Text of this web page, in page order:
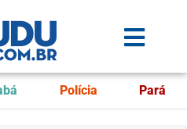
Polícia Pará